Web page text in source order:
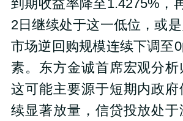
到期收益率降至1.4275%，
2日继续处于这一低位，或
市场逆回购规模连续下调至
素。东方金诚首席宏观分析
这可能主要源于短期内政
续显著放量，信贷投放处